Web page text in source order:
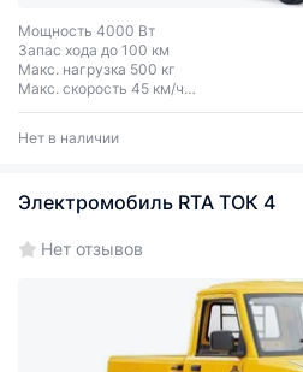
Мощность 4000 Вт
Запас хода до 100 км
Макс. нагрузка 500 кг
Макс. скорость 45 км/ч
Колеса R12
Нет в наличии
Электромобиль RTA ТОК 4
Нет отзывов